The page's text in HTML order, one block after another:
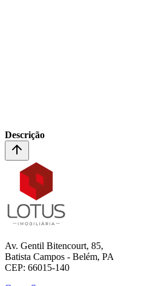
Descrição
Av. Gentil Bitencourt, 85,
Batista Campos - Belém, PA
CEP: 66015-140